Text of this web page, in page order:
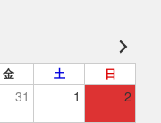
金 土 日
31 1 2